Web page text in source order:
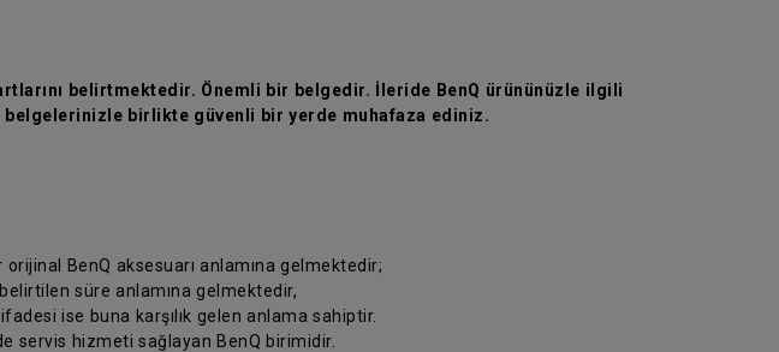
belirtmektedir. Önemli bir belgedir. İleride BenQ ürününüzle ilgili
belgelerinizle birlikte güvenli bir yerde muhafaza ediniz.
BenQ aksesuarı anlamına gelmektedir;
süre anlamına gelmektedir,
ise buna karşılık gelen anlama sahiptir.
servis hizmeti sağlayan BenQ birimidir.